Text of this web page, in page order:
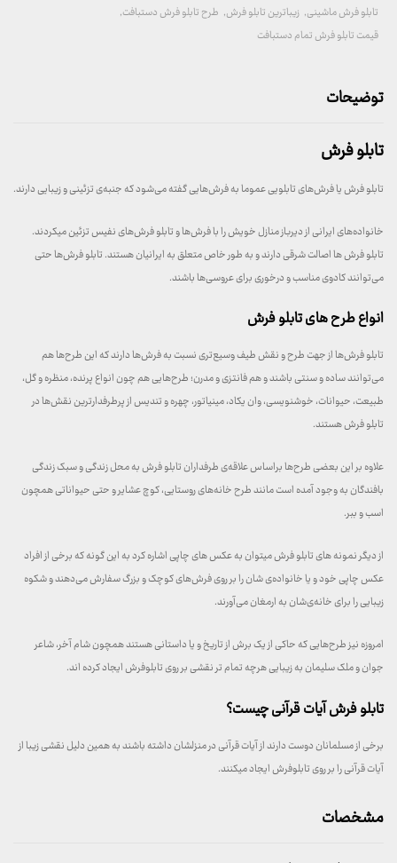
تابلو فرش ماشینی, زیباترین تابلو فرش, طرح تابلو فرش دستبافت,
قیمت تابلو فرش تمام دستبافت
توضیحات
تابلو فرش
تابلو فرش یا فرش‌های تابلویی عموما به فرش‌هایی گفته می‌شود که جنبه‌ی تزئینی و زیبایی دارند.
خانواده‌های ایرانی از دیرباز منازل خویش را با فرش‌ها و تابلو فرش‌های نفیس تزئین میکردند.
تابلو فرش ها اصالت شرقی دارند و به طور خاص متعلق به ایرانیان هستند. تابلو فرش‌ها حتی
می‌توانند کادوی مناسب و درخوری برای عروسی‌ها باشند.
انواع طرح‌ های تابلو فرش
تابلو فرش‌ها از جهت طرح و نقش طیف وسیع‌تری نسبت به فرش‌ها دارند که این طرح‌ها هم
می‌توانند ساده و سنتی باشند و هم فانتزی و مدرن؛ طرح‌هایی هم چون انواع پرنده، منظره و گل،
طبیعت، حیوانات، خوشنویسی، وان یکاد، مینیاتور، چهره و تندیس از پرطرفدارترین نقش‌ها در
تابلو فرش هستند.
علاوه بر این بعضی طرح‌ها براساس علاقه‌ی طرفداران تابلو فرش به محل زندگی و سبک زندگی
بافندگان به وجود آمده است مانند طرح خانه‌های روستایی، کوچ عشایر و حتی حیواناتی همچون
اسب و ببر.
از دیگر نمونه های تابلو فرش میتوان به عکس های چاپی اشاره کرد به این گونه که برخی از افراد
عکس چاپی خود و یا خانواده‌ی شان را بر روی فرش‌های کوچک و بزرگ سفارش می‌دهند و شکوه
زیبایی را برای خانه‌ی‌شان به ارمغان می‌آورند.
امروزه نیز طرح‌هایی که حاکی از یک برش از تاریخ و یا داستانی هستند همچون شام آخر، شاعر
جوان و ملک سلیمان به زیبایی هرچه تمام تر نقشی بر روی تابلوفرش ایجاد کرده اند.
تابلو فرش آیات قرآنی چیست؟
برخی از مسلمانان دوست دارند از آیات قرآنی در منزلشان داشته باشند به همین دلیل نقشی زیبا از
آیات قرآنی را بر روی تابلوفرش ایجاد میکنند.
مشخصات